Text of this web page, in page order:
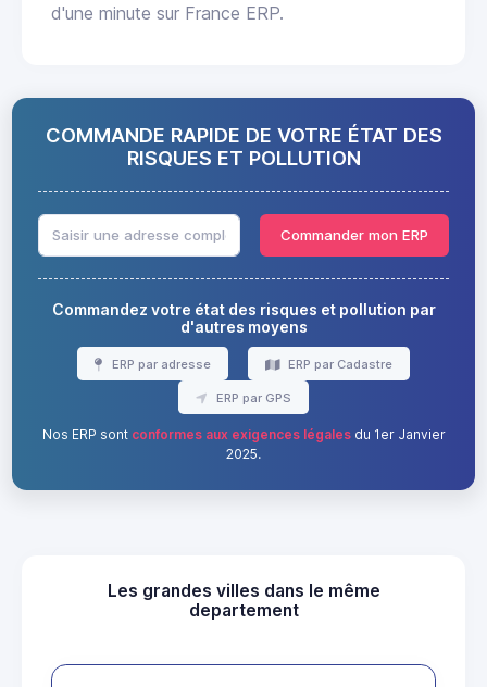
d'une minute sur France ERP.
COMMANDE RAPIDE DE VOTRE ÉTAT DES
RISQUES ET POLLUTION
Commander mon ERP
Commandez votre état des risques et pollution par
d'autres moyens
ERP par adresse ERP par Cadastre
ERP par GPS
Nos ERP sont conformes aux exigences légalesdu 1er Janvier
2025.
Les grandes villes dans le même
departement